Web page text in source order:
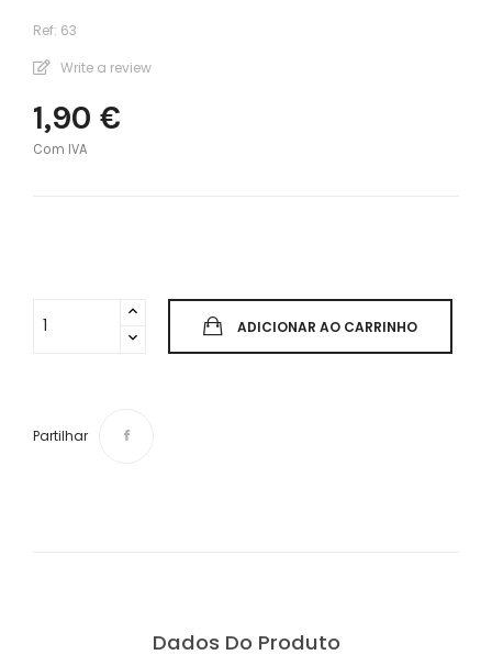
Ref: 63
Write a review
1,90 €
Com IVA
ADICIONAR AO CARRINHO
Partilhar
Dados Do Produto